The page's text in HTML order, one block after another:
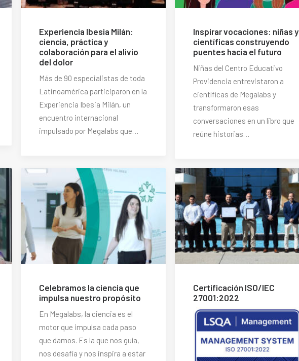
Experiencia Ibesia Milán:
ciencia, práctica y
colaboración para el alivio
del dolor
Más de 90 especialistas de toda
Latinoamérica participaron en la
Experiencia Ibesia Milán, un
encuentro internacional
impulsado por Megalabs que…
Inspirar vocaciones: niñas y
científicas construyendo
puentes hacia el futuro
Niñas del Centro Educativo
Providencia entrevistaron a
científicas de Megalabs y
transformaron esas
conversaciones en un libro que
reúne historias…
Celebramos la ciencia que
impulsa nuestro propósito
En Megalabs, la ciencia es el
motor que impulsa cada paso
que damos. Es la que nos guía,
nos desafía y nos inspira a estar
Certificación ISO/IEC
27001:2022